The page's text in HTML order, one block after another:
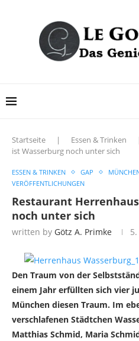
Startseite | Essen & Trinken
ist Wasserburg noch unter sich
ESSEN & TRINKEN GAP
VERÖFFENTLICHUNGEN
Restaurant
noch unter sich
written by Götz A. Primke
Den Traum von der
einem Jahr erfüllten sich vier
München diesen Traum. Im
verschlafenen Städtchen
Matthias Schmid, Maria